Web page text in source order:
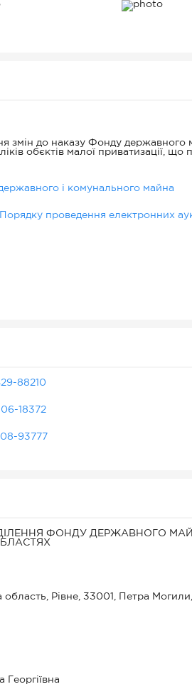
(4 шт), що
змін до наказу Фонду державного
обєктів малої приватизації, що
і комунального майна
проведення електронних
88210
18372
93777
ФОНДУ ДЕРЖАВНОГО
область, Рівне, 33001, Петра